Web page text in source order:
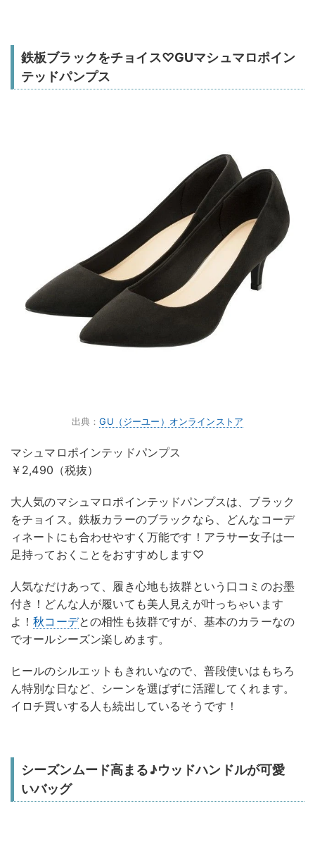
鉄板ブラックをチョイス♡GUマシュマロポイン
テッドパンプス
出典：GU（ジーユー）オンラインストア
マシュマロポインテッドパンプス
￥2,490（税抜）
大人気のマシュマロポインテッドパンプスは、ブラック
をチョイス。鉄板カラーのブラックなら、どんなコーデ
ィネートにも合わせやすく万能です！アラサー女子は一
足持っておくことをおすすめします♡
人気なだけあって、履き心地も抜群という口コミのお墨
付き！どんな人が履いても美人見えが叶っちゃいます
よ！秋コーデとの相性も抜群ですが、基本のカラーなの
でオールシーズン楽しめます。
ヒールのシルエットもきれいなので、普段使いはもちろ
ん特別な日など、シーンを選ばずに活躍してくれます。
イロチ買いする人も続出しているそうです！
シーズンムード高まる♪ウッドハンドルが可愛
いバッグ